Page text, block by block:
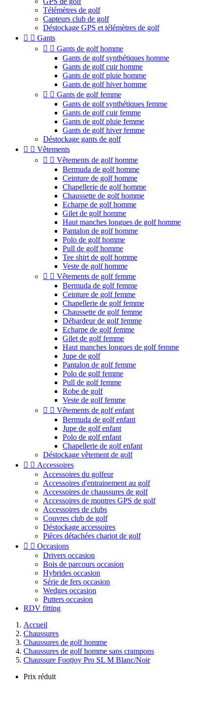
Télémètres de golf
Capteurs club de golf
Déstockage GPS et télémètres de golf
  Gants
  Gants de golf homme
Gants de golf synthétiques homme
Gants de golf cuir homme
Gants de golf pluie homme
Gants de golf hiver homme
  Gants de golf femme
Gants de golf synthétiques femme
Gants de golf cuir femme
Gants de golf pluie femme
Gants de golf hiver femme
Déstockage gants de golf
  Vêtements
  Vêtements de golf homme
Bermuda de golf homme
Ceinture de golf homme
Chapellerie de golf homme
Chaussette de golf homme
Echarpe de golf homme
Gilet de golf homme
Haut manches longues de golf homme
Pantalon de golf homme
Polo de golf homme
Pull de golf homme
Tee shirt de golf homme
Veste de golf homme
  Vêtements de golf femme
Bermuda de golf femme
Ceinture de golf femme
Chapellerie de golf femme
Chaussette de golf femme
Débardeur de golf femme
Echarpe de golf femme
Gilet de golf femme
Haut manches longues de golf femme
Jupe de golf
Pantalon de golf femme
Polo de golf femme
Pull de golf femme
Robe de golf
Veste de golf femme
  Vêtements de golf enfant
Bermuda de golf enfant
Jupe de golf enfant
Polo de golf enfant
Chapellerie de golf enfant
Déstockage vêtement de golf
  Accessoires
Accessoires du golfeur
Accessoires d'entrainement au golf
Accessoires de chaussures de golf
Accessoires de montres GPS de golf
Accessoires de clubs
Couvres club de golf
Déstockage accessoires
Pièces détachées chariot de golf
  Occasions
Drivers occasion
Bois de parcours occasion
Hybrides occasion
Série de fers occasion
Wedges occasion
Putters occasion
RDV fitting
Accueil
Chaussures
Chaussures de golf homme
Chaussures de golf homme sans crampons
Chaussure Footjoy Pro SL M Blanc/Noir
Prix réduit